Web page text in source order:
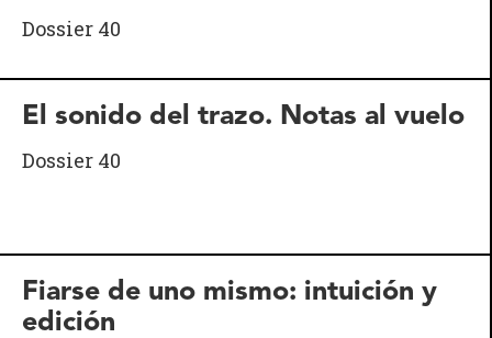
Dossier 40
El sonido del trazo. Notas al vuelo
Dossier 40
Fiarse de uno mismo: intuición y
edición